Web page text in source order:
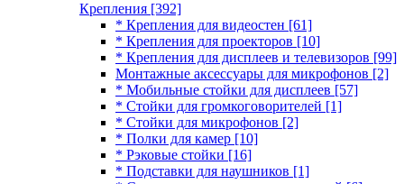
Крепления [392]
* Крепления для видеостен [61]
* Крепления для проекторов [10]
* Крепления для дисплеев и телевизоров [99]
Монтажные аксессуары для микрофонов [2]
* Мобильные стойки для дисплеев [57]
* Стойки для громкоговорителей [1]
* Стойки для микрофонов [2]
* Полки для камер [10]
* Рэковые стойки [16]
* Подставки для наушников [1]